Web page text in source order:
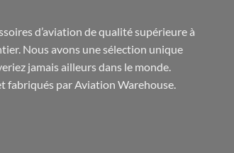
d’aviation de qualité supérieure à
Nous avons une sélection unique
jamais ailleurs dans le monde.
fabriqués par Aviation Warehouse.